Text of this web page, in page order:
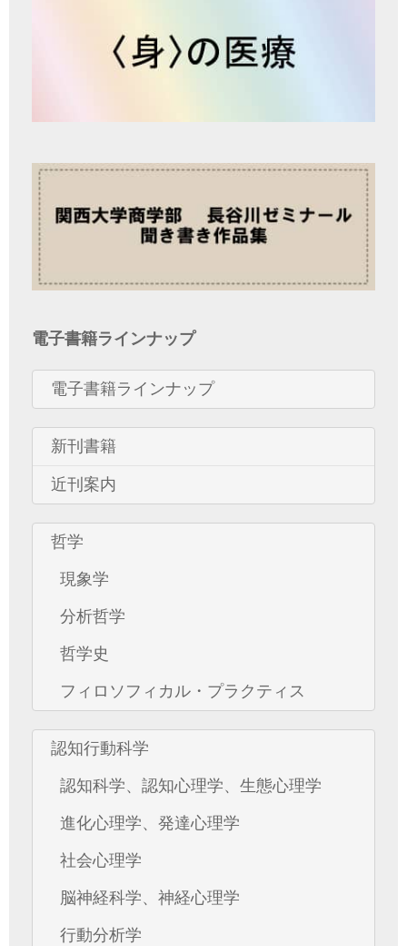
電子書籍ラインナップ
電子書籍ラインナップ
新刊書籍
近刊案内
哲学
現象学
分析哲学
哲学史
フィロソフィカル・プラクティス
認知行動科学
認知科学、認知心理学、生態心理学
進化心理学、発達心理学
社会心理学
脳神経科学、神経心理学
行動分析学